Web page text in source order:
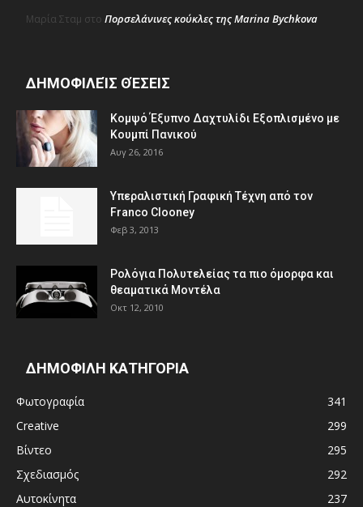
Μαρία Σταμ στο Πορσελάνινες κούκλες της Marina Bychkova
ΔΗΜΟΦΙΛΕΊΣ ΘΈΣΕΙΣ
Κομψό Έξυπνο Δαχτυλίδι Εξοπλισμένο με
Κουμπί Πανικού
Αυγ 26, 2016
Υπεραλιστική Γραφική Τέχνη από τον
Franco Clooney
Φεβ 3, 2013
Ρολόγια Πολυτελείας τα πιο όμορφα και
θεαματικά Μοντέλα
Οκτ 12, 2010
ΔΗΜΟΦΙΛΗ ΚΑΤΗΓΟΡΙΑ
Φωτογραφία
341
Creative
299
Βίντεο
295
Σχεδιασμός
292
Αυτοκίνητα
237